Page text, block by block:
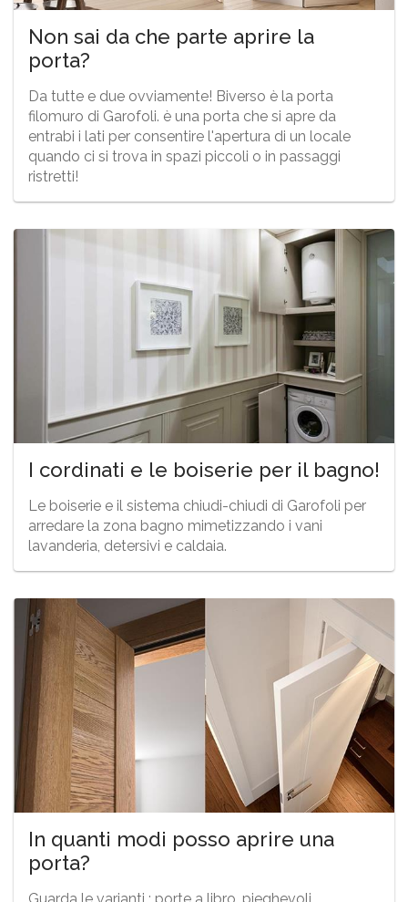
Non sai da che parte aprire la
porta?
Da tutte e due ovviamente! Biverso è la porta
filomuro di Garofoli. è una porta che si apre da
entrabi i lati per consentire l'apertura di un locale
quando ci si trova in spazi piccoli o in passaggi
ristretti!
I cordinati e le boiserie per il bagno!
Le boiserie e il sistema chiudi-chiudi di Garofoli per
arredare la zona bagno mimetizzando i vani
lavanderia, detersivi e caldaia.
In quanti modi posso aprire una
porta?